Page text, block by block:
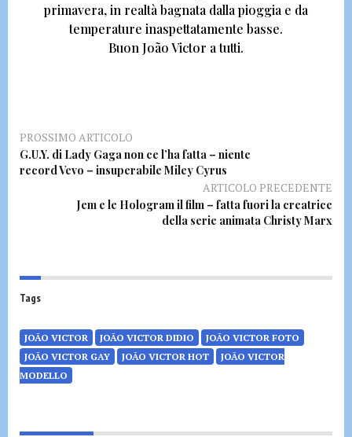
primavera,in realtà bagnata dalla pioggia e da
temperature inaspettatamente basse.
Buon João Victor a tutti.
PROSSIMO ARTICOLO
G.U.Y. di Lady Gaga non ce l’ha fatta – niente
record Vevo – insuperabile Miley Cyrus
ARTICOLO PRECEDENTE
Jem e le Hologram il film – fatta fuori la creatrice
della serie animata Christy Marx
Tags
JOÃO VICTOR JOÃO VICTOR DIDIO
JOÃO VICTOR FOTO
JOÃO VICTOR GAY
JOÃO VICTOR HOT
JOÃO VICTOR
MODELLO